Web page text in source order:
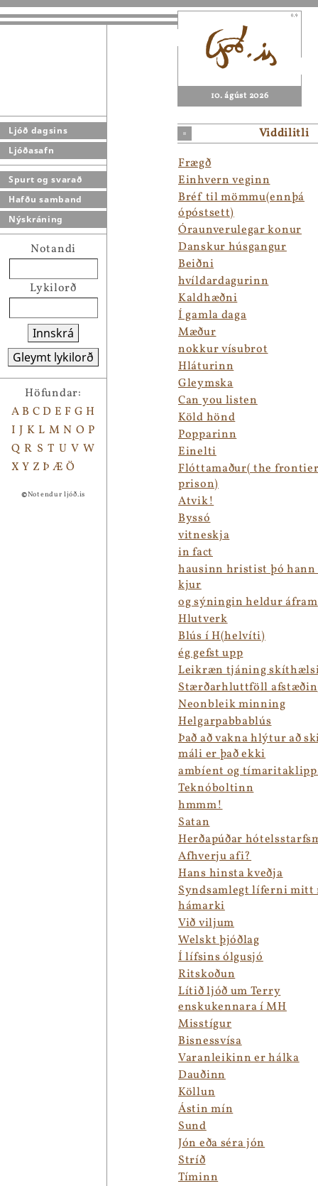
Ljóð dagsins
Ljóðasafn
Spurt og svarað
Hafðu samband
Nýskráning
Notandi
Lykilorð
Innskrá
Gleymt lykilorð
Höfundar:
A B C D E F G H
I J K L M N O P
Q R S T U V W
X Y Z Þ Æ Ö
©Notendur ljóð.is
10. ágúst 2026
Viddilitli
Frægð
Einhvern veginn
Bréf til mömmu(ennþá
ópóstsett)
Óraunverulegar konur
Danskur húsgangur
Beiðni
hvíldardagurinn
Kaldhæðni
Í gamla daga
Mæður
nokkur vísubrot
Hláturinn
Gleymska
Can you listen
Köld hönd
Popparinn
Einelti
Flóttamaður( the
prison)
Atvik!
Byssó
vitneskja
in fact
hausinn hristist þó hann
kjur
og sýningin heldur áfram
Hlutverk
Blús í H(helvíti)
ég gefst upp
Leikræn tjáning
Stærðarhluttföll
Neonbleik minning
Helgarpabbablús
Það að vakna hlýtur að
máli er það ekki
ambíent og
Teknóboltinn
hmmm!
Satan
Herðapúðar
Afhverju afi?
Hans hinsta kveðja
Syndsamlegt líferni
hámarki
Við viljum
Welskt þjóðlag
Í lífsins ólgusjó
Ritskoðun
Lítið ljóð um Terry
enskukennara í MH
Misstígur
Bisnessvísa
Varanleikinn er hálka
Dauðinn
Köllun
Ástin mín
Sund
Jón eða séra jón
Stríð
Tíminn